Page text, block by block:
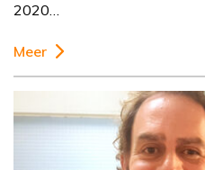
2020…
Meer